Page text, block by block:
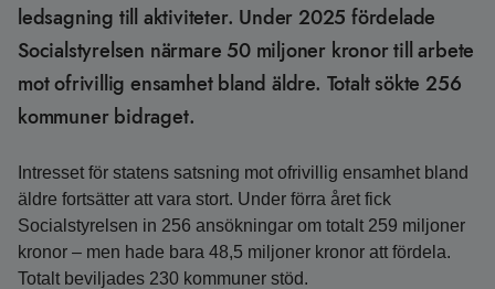
ledsagning till aktiviteter. Under 2025 fördelade
Socialstyrelsen närmare 50 miljoner kronor till arbete
mot ofrivillig ensamhet bland äldre. Totalt sökte 256
kommuner bidraget.
Intresset för statens satsning mot ofrivillig ensamhet bland
äldre fortsätter att vara stort. Under förra året fick
Socialstyrelsen in 256 ansökningar om totalt 259 miljoner
kronor – men hade bara 48,5 miljoner kronor att fördela.
Totalt beviljades 230 kommuner stöd.